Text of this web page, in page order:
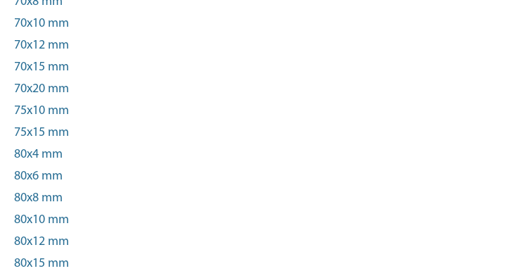
70x10 mm
70x12 mm
70x15 mm
70x20 mm
75x10 mm
75x15 mm
80x4 mm
80x6 mm
80x8 mm
80x10 mm
80x12 mm
80x15 mm